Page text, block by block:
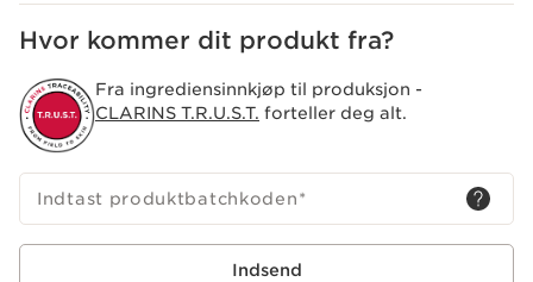
Hvor kommer dit produkt fra?
Fra ingrediensinnkjøp til produksjon -
CLARINS T.R.U.S.T. forteller deg alt.
Indtast produktbatchkoden*
Indsend